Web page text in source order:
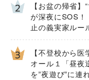
【お盆の帰省
が深夜にSOS
止の義実家ルー
【不登校から
オール１「昼夜
を”夜遊び”に連